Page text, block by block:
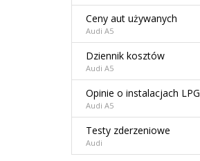
Ceny aut używanych
Audi A5
Dziennik kosztów
Audi A5
Opinie o instalacjach LPG
Audi A5
Testy zderzeniowe
Audi